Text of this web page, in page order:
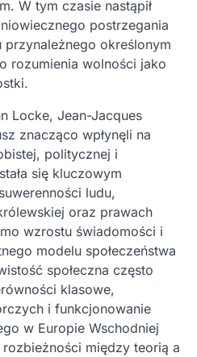
W tym czasie nastąpił
postrzegania
określonym
rozumienia wolności jako
Locke, Jean-Jacques
znacząco wpłynęli na
politycznej i
się kluczowym
ludu,
oraz prawach
wzrostu świadomości i
modelu społeczeństwa
społeczna często
klasowe,
i funkcjonowanie
w Europie Wschodniej
między teorią a